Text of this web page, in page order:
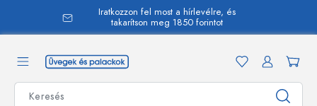
Iratkozzon fel most a hírlevélre, és
takarítson meg 1850 forintot